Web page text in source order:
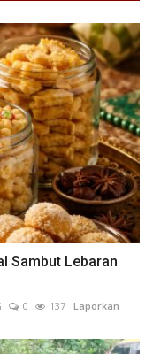
Sambut Lebaran
0 137 Laporkan